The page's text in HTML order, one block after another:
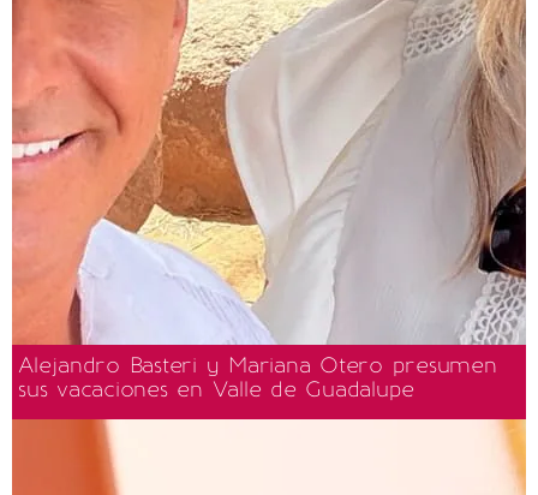
Alejandro Basteri y Mariana Otero presumen
sus vacaciones en Valle de Guadalupe